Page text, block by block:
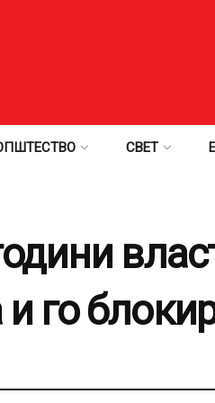
СВЕТ
го